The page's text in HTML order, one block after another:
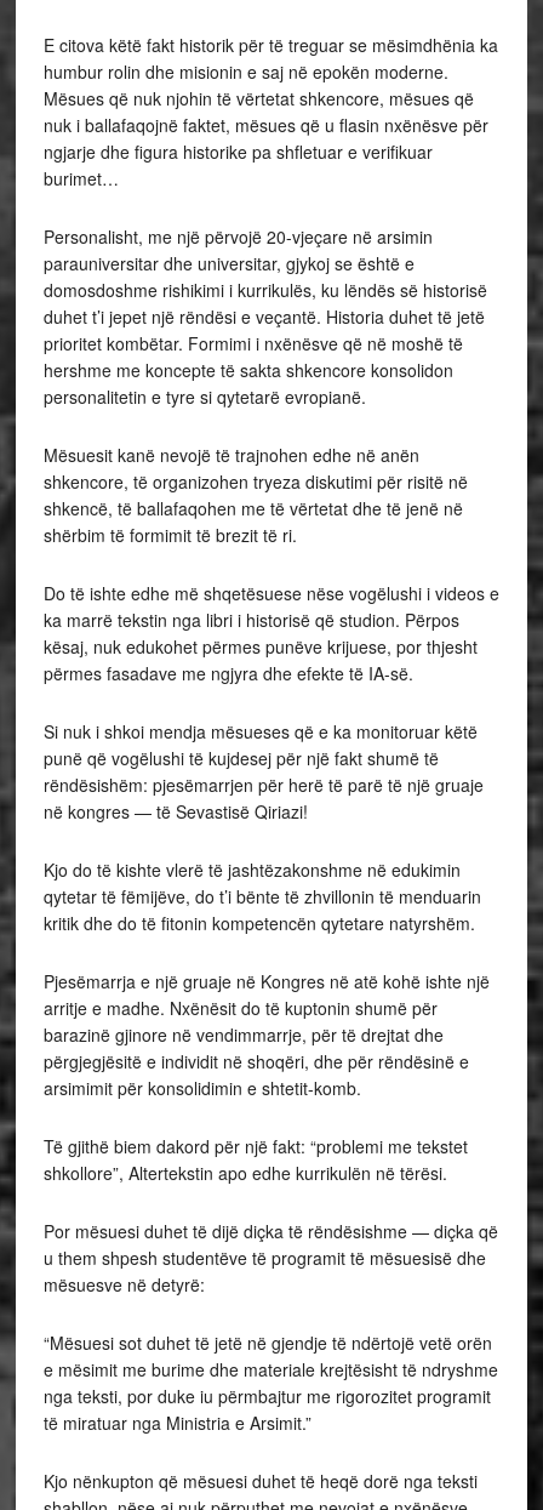
E citova këtë fakt historik për të treguar se mësimdhënia ka
humbur rolin dhe misionin e saj në epokën moderne.
Mësues që nuk njohin të vërtetat shkencore, mësues që
nuk i ballafaqojnë faktet, mësues që u flasin nxënësve për
ngjarje dhe figura historike pa shfletuar e verifikuar
burimet…
Personalisht, me një përvojë 20-vjeçare në arsimin
parauniversitar dhe universitar, gjykoj se është e
domosdoshme rishikimi i kurrikulës, ku lëndës së historisë
duhet t’i jepet një rëndësi e veçantë. Historia duhet të jetë
prioritet kombëtar. Formimi i nxënësve që në moshë të
hershme me koncepte të sakta shkencore konsolidon
personalitetin e tyre si qytetarë evropianë.
Mësuesit kanë nevojë të trajnohen edhe në anën
shkencore, të organizohen tryeza diskutimi për risitë në
shkencë, të ballafaqohen me të vërtetat dhe të jenë në
shërbim të formimit të brezit të ri.
Do të ishte edhe më shqetësuese nëse vogëlushi i videos e
ka marrë tekstin nga libri i historisë që studion. Përpos
kësaj, nuk edukohet përmes punëve krijuese, por thjesht
përmes fasadave me ngjyra dhe efekte të IA-së.
Si nuk i shkoi mendja mësueses që e ka monitoruar këtë
punë që vogëlushi të kujdesej për një fakt shumë të
rëndësishëm: pjesëmarrjen për herë të parë të një gruaje
në kongres — të Sevastisë Qiriazi!
Kjo do të kishte vlerë të jashtëzakonshme në edukimin
qytetar të fëmijëve, do t’i bënte të zhvillonin të menduarin
kritik dhe do të fitonin kompetencën qytetare natyrshëm.
Pjesëmarrja e një gruaje në Kongres në atë kohë ishte një
arritje e madhe. Nxënësit do të kuptonin shumë për
barazinë gjinore në vendimmarrje, për të drejtat dhe
përgjegjësitë e individit në shoqëri, dhe për rëndësinë e
arsimimit për konsolidimin e shtetit-komb.
Të gjithë biem dakord për një fakt: “problemi me tekstet
shkollore”, Altertekstin apo edhe kurrikulën në tërësi.
Por mësuesi duhet të dijë diçka të rëndësishme — diçka që
u them shpesh studentëve të programit të mësuesisë dhe
mësuesve në detyrë:
“Mësuesi sot duhet të jetë në gjendje të ndërtojë vetë orën
e mësimit me burime dhe materiale krejtësisht të ndryshme
nga teksti, por duke iu përmbajtur me rigorozitet programit
të miratuar nga Ministria e Arsimit.”
Kjo nënkupton që mësuesi duhet të heqë dorë nga teksti